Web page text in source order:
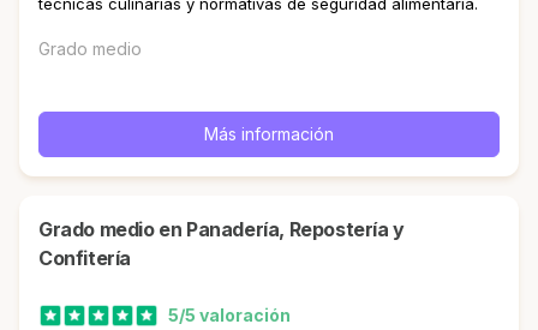
Grado medio
Más información
Grado medio en Panadería, Repostería y
Confitería
5/5 valoración